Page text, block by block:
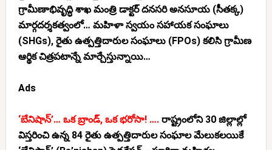
గ్రామీణాభివృద్ధి శాఖ మంత్రి డాక్టర్ దనసరి అనసూయ (సీతక్క)
మార్గదర్శకత్వంలో… మహిళా స్వయం సహాయక సంఘాలు
(SHGs), రైతు ఉత్పత్తిదారుల సంఘాలు (FPOs) కలిసి గ్రామీణ
ఆర్థిక చిత్రపటాన్నే మార్చేస్తున్నాయి…
Ads
‘బేనిషాన్’… ఒక బ్రాండ్, ఒక భరోసా! …. రాష్ట్రంలోని 30 జిల్లాల్లో
విస్తరించి ఉన్న 84 రైతు ఉత్పత్తిదారుల సంఘాల మేలుకలయికే